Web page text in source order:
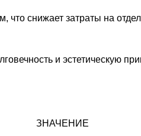
снижает затраты на
и эстетическую
ЗНАЧЕНИЕ